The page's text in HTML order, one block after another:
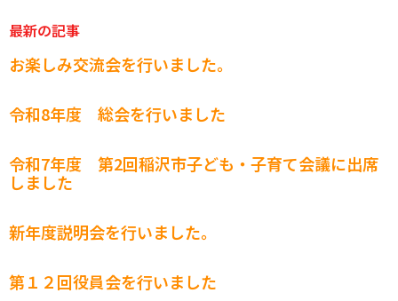
最新の記事
お楽しみ交流会を行いました。
令和8年度 総会を行いました
令和7年度 第2回稲沢市子ども・子育て会議に出席
しました
新年度説明会を行いました。
第１２回役員会を行いました